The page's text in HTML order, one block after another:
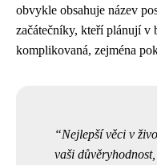
obvykle obsahuje název
začátečníky, kteří plánují v
komplikovaná, zejména
Nejlepší věci v
vaši